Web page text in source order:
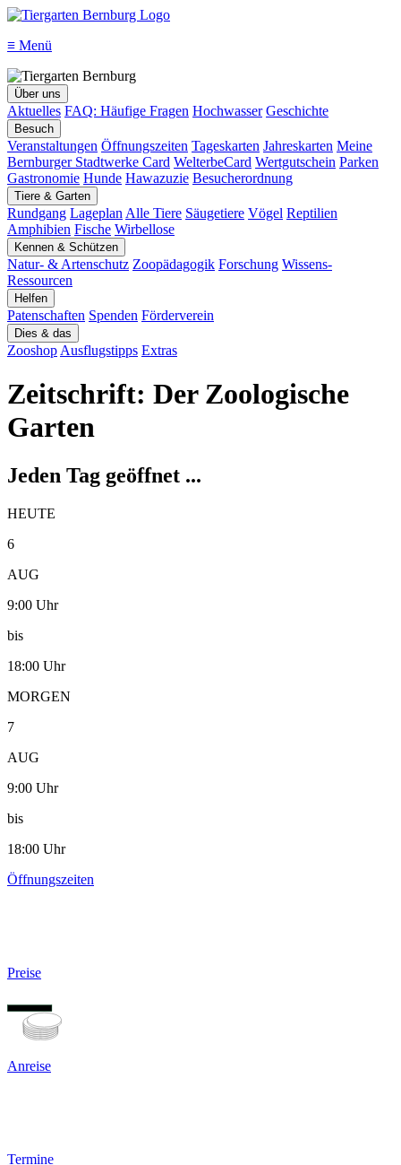
≡ Menü
Über uns
Aktuelles FAQ: Häufige Fragen Hochwasser Geschichte
Besuch
Veranstaltungen Öffnungszeiten Tageskarten Jahreskarten Meine
Bernburger Stadtwerke Card WelterbeCard Wertgutschein Parken
Gastronomie Hunde Hawazuzie Besucherordnung
Tiere & Garten
Rundgang Lageplan Alle Tiere Säugetiere Vögel Reptilien
Amphibien Fische Wirbellose
Kennen & Schützen
Natur- & Artenschutz Zoopädagogik Forschung Wissens-
Ressourcen
Helfen
Patenschaften Spenden Förderverein
Dies & das
Zooshop Ausflugstipps Extras
Zeitschrift: Der Zoologische
Garten
Jeden Tag geöffnet ...
HEUTE
6
AUG
9:00 Uhr
bis
18:00 Uhr
MORGEN
7
AUG
9:00 Uhr
bis
18:00 Uhr
Öffnungszeiten
Preise
Anreise
Termine